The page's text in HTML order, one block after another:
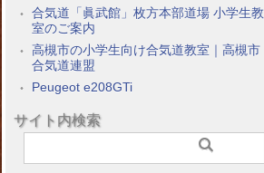
合気道「眞武館」枚方本部道場 小学生教
室のご案内
高槻市の小学生向け合気道教室｜高槻市
合気道連盟
Peugeot e208GTi
サイト内検索